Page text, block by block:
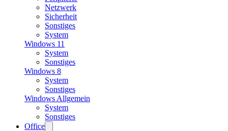
Netzwerk
Sicherheit
Sonstiges
System
Windows 11
System
Sonstiges
Windows 8
System
Sonstiges
Windows Allgemein
System
Sonstiges
Office